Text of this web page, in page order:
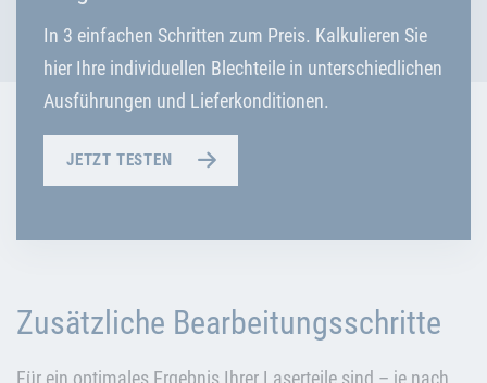
In 3 einfachen Schritten zum Preis. Kalkulieren Sie
hier Ihre individuellen Blechteile in unterschiedlichen
Ausführungen und Lieferkonditionen.
JETZT TESTEN
Zusätzliche Bearbeitungsschritte